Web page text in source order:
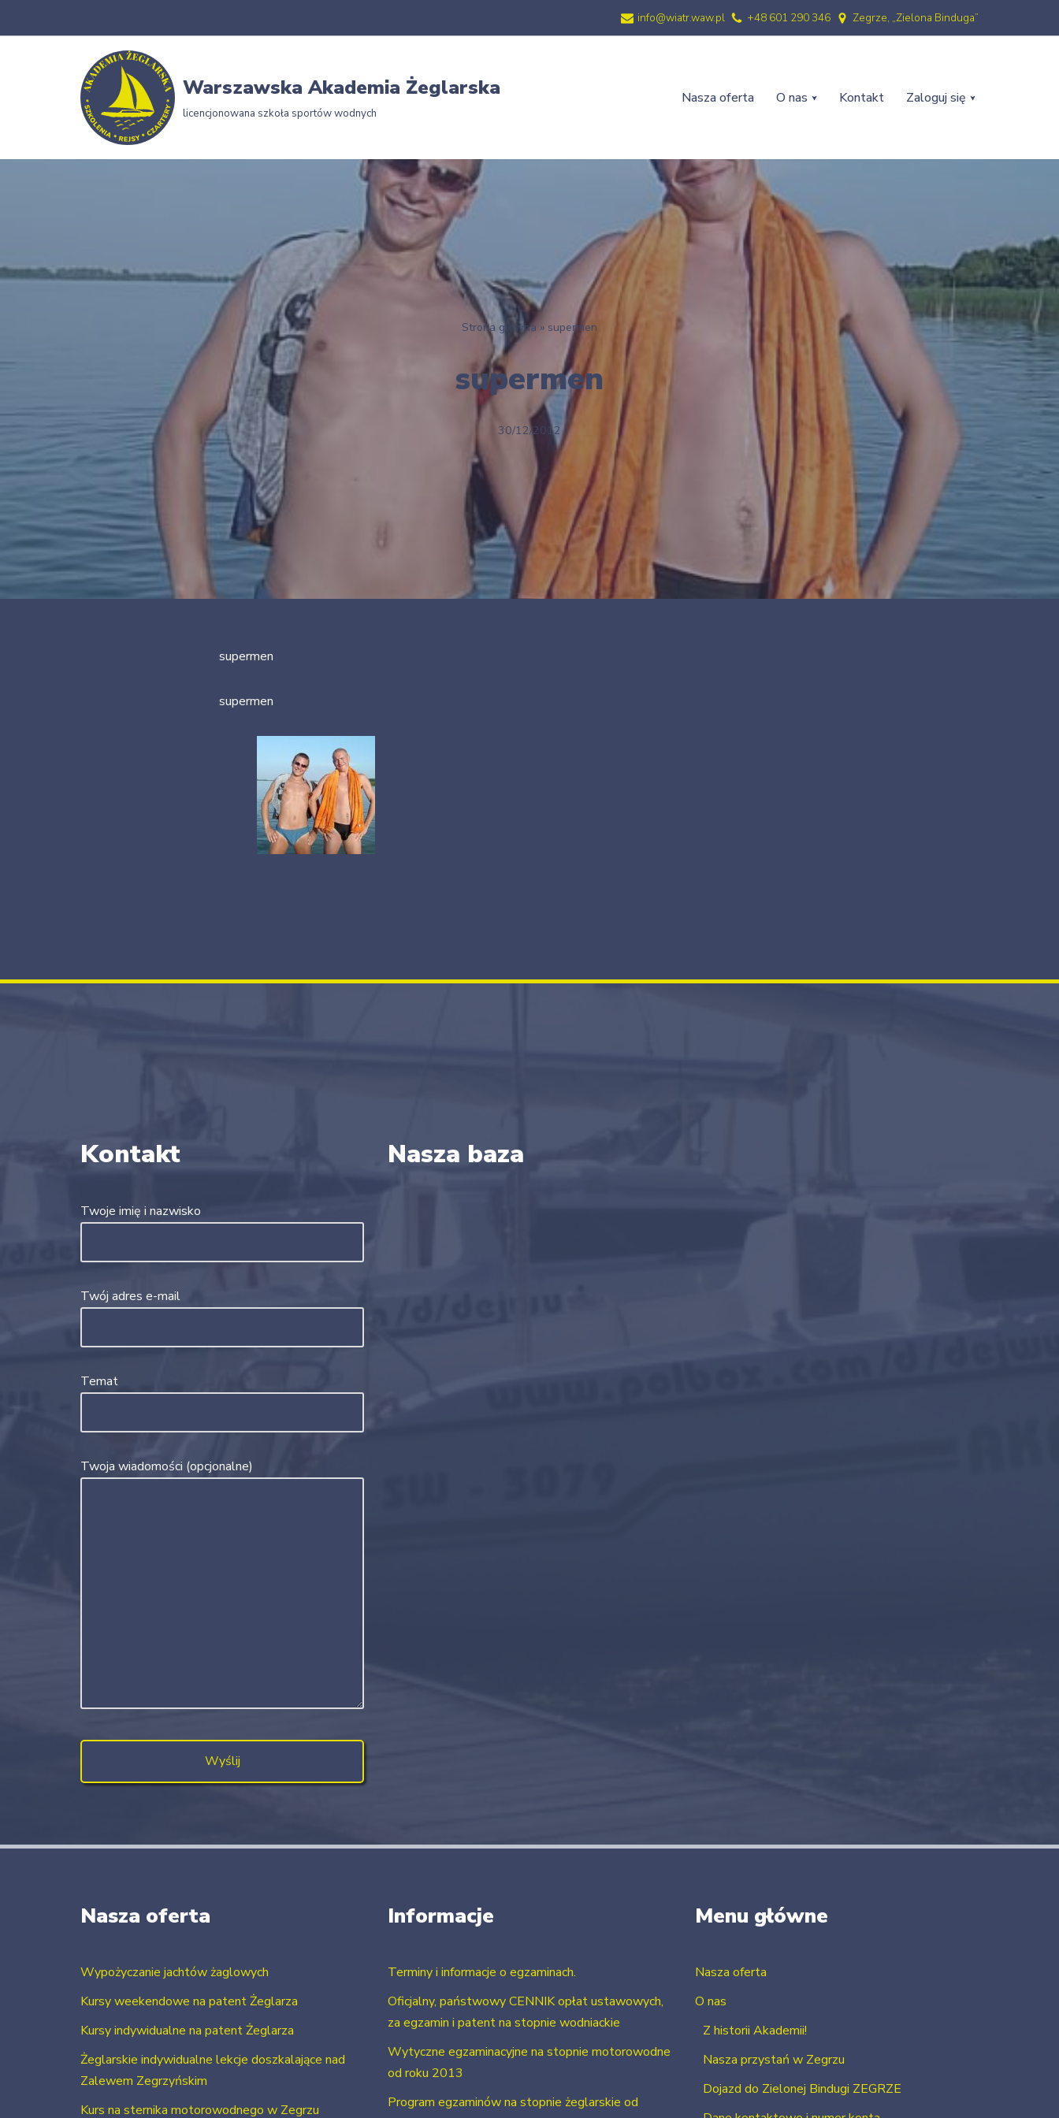
info@wiatr.waw.pl +48 601 290 346 Zegrze, „Zielona Binduga”
Warszawska Akademia Żeglarska
licencjonowana szkoła sportów wodnych
Nasza oferta O nas Kontakt Zaloguj się
Strona główna » supermen
supermen
30/12/2012
supermen
supermen
Kontakt
Twoje imię i nazwisko
Twój adres e-mail
Temat
Twoja wiadomości (opcjonalne)
Nasza baza
Nasza oferta
Wypożyczanie jachtów żaglowych
Kursy weekendowe na patent Żeglarza
Kursy indywidualne na patent Żeglarza
Żeglarskie indywidualne lekcje doszkalające nad
Zalewem Zegrzyńskim
Kurs na sternika motorowodnego w Zegrzu
Informacje
Terminy i informacje o egzaminach.
Oficjalny, państwowy CENNIK opłat ustawowych,
za egzamin i patent na stopnie wodniackie
Wytyczne egzaminacyjne na stopnie motorowodne
od roku 2013
Program egzaminów na stopnie żeglarskie od
Menu główne
Nasza oferta
O nas
Z historii Akademii!
Nasza przystań w Zegrzu
Dojazd do Zielonej Bindugi ZEGRZE